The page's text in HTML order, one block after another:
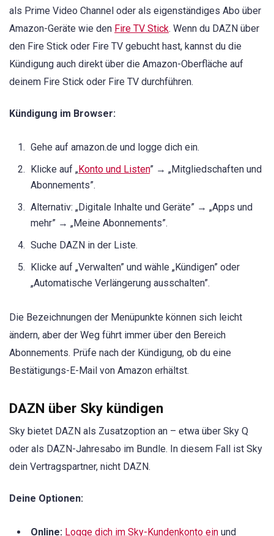
als Prime Video Channel oder als eigenständiges Abo über
Amazon-Geräte wie den Fire TV Stick. Wenn du DAZN über
den Fire Stick oder Fire TV gebucht hast, kannst du die
Kündigung auch direkt über die Amazon-Oberfläche auf
deinem Fire Stick oder Fire TV durchführen.
Kündigung im Browser:
Gehe auf amazon.de und logge dich ein.
Klicke auf „Konto und Listen” → „Mitgliedschaften und
Abonnements”.
Alternativ: „Digitale Inhalte und Geräte” → „Apps und
mehr” → „Meine Abonnements”.
Suche DAZN in der Liste.
Klicke auf „Verwalten” und wähle „Kündigen” oder
„Automatische Verlängerung ausschalten”.
Die Bezeichnungen der Menüpunkte können sich leicht
ändern, aber der Weg führt immer über den Bereich
Abonnements. Prüfe nach der Kündigung, ob du eine
Bestätigungs-E-Mail von Amazon erhältst.
DAZN über Sky kündigen
Sky bietet DAZN als Zusatzoption an – etwa über Sky Q
oder als DAZN-Jahresabo im Bundle. In diesem Fall ist Sky
dein Vertragspartner, nicht DAZN.
Deine Optionen:
Online: Logge dich im Sky-Kundenkonto ein und